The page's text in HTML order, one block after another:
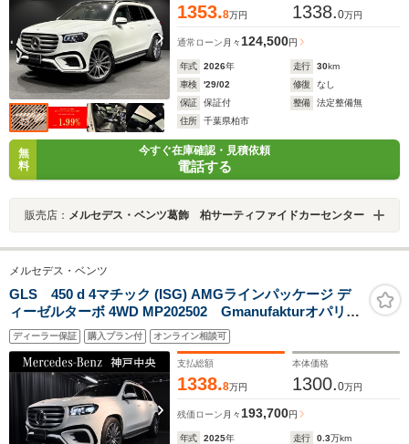
1353.8万円 1338.0万円
通常ローン 月々 124,500円
年式 2026年 走行 30km
車検
'29/02 修復
なし
保証
保証付 整備
法定整備無
住所
千葉県柏市
無
料
今すぐ在庫確認・見積依頼
電話する
販売店： メルセデス・ベンツ葛飾 柏サーティファイドカーセンター
メルセデス・ベンツ
GLS 450 d 4マチック (ISG) AMGラインパッケージ デ
ィーゼルターボ 4WD MP202502 Gmanufakturオパリス
ホワイト/レザーブラック
ディーラー保証 購入プラン付 オンライン相談可
支払総額
1338.8万円
本体価格
1300.0万円
残価ローン 月々 193,700円
年式 2025年 走行 0.3万km